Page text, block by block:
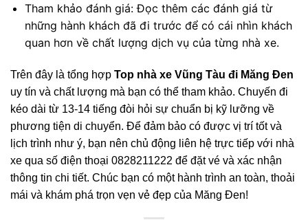
Tham khảo đánh giá: Đọc thêm các đánh giá từ
những hành khách đã đi trước để có cái nhìn khách
quan hơn về chất lượng dịch vụ của từng nhà xe.
Trên đây là tổng hợp Top nhà xe Vũng Tàu đi Măng Đen
uy tín và chất lượng mà bạn có thể tham khảo. Chuyến đi
kéo dài từ 13-14 tiếng đòi hỏi sự chuẩn bị kỹ lưỡng về
phương tiện di chuyển. Để đảm bảo có được vị trí tốt và
lịch trình như ý, bạn nên chủ động liên hệ trực tiếp với nhà
xe qua số điện thoại 0828211222 để đặt vé và xác nhận
thông tin chi tiết. Chúc bạn có một hành trình an toàn, thoải
mái và khám phá trọn vẹn vẻ đẹp của Măng Đen!